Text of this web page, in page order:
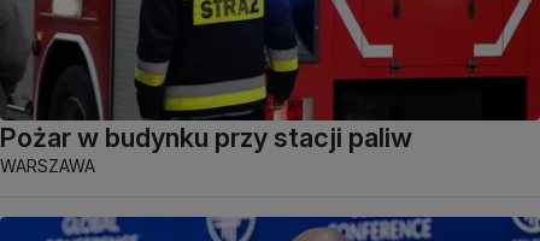
Pożar w budynku przy stacji paliw
WARSZAWA